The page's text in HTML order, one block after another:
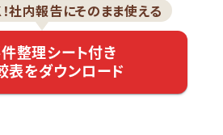
社内報告にそのまま使える
整理シート付き
表をダウンロード